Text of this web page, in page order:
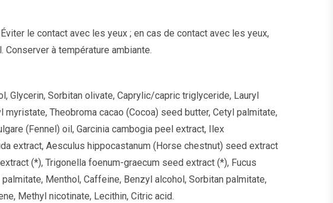
le contact avec les yeux ; en cas de contact avec les yeux,
à température ambiante.
Glycerin, Sorbitan olivate, Caprylic/capric triglyceride, Lauryl
Theobroma cacao (Cocoa) seed butter, Cetyl palmitate,
(Fennel) oil, Garcinia cambogia peel extract, Ilex
extract, Aesculus hippocastanum (Horse chestnut) seed extract
(*), Trigonella foenum-graecum seed extract (*), Fucus
Menthol, Caffeine, Benzyl alcohol, Sorbitan palmitate,
Methyl nicotinate, Lecithin, Citric acid.